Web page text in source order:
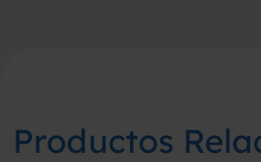
Productos